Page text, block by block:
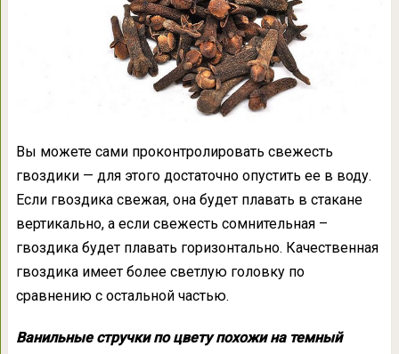
Вы можете сами проконтролировать свежесть
гвоздики — для этого достаточно опустить ее в воду.
Если гвоздика свежая, она будет плавать в стакане
вертикально, а если свежесть сомнительная –
гвоздика будет плавать горизонтально. Качественная
гвоздика имеет более светлую головку по
сравнению с остальной частью.
Ванильные стручки по цвету похожи на темный